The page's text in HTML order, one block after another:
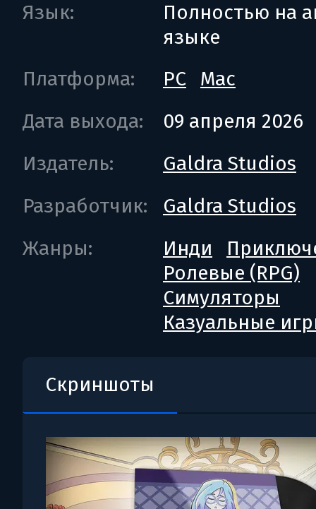
Язык:
Полностью на
языке
Платформа:
PC
Mac
Дата выхода:
09 апреля 2026
Издатель:
Galdra Studios
Разработчик:
Galdra Studios
Жанры:
Инди
Ролевые (RPG)
Симуляторы
Казуальные
Скриншоты